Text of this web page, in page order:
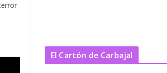
El Cartón de Carbajal